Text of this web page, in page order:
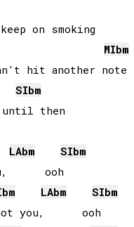
on smoking
MIbm
hit another note
SIbm
until then
LAbm SIbm
ooh
m LAbm SIbm
you,      ooh